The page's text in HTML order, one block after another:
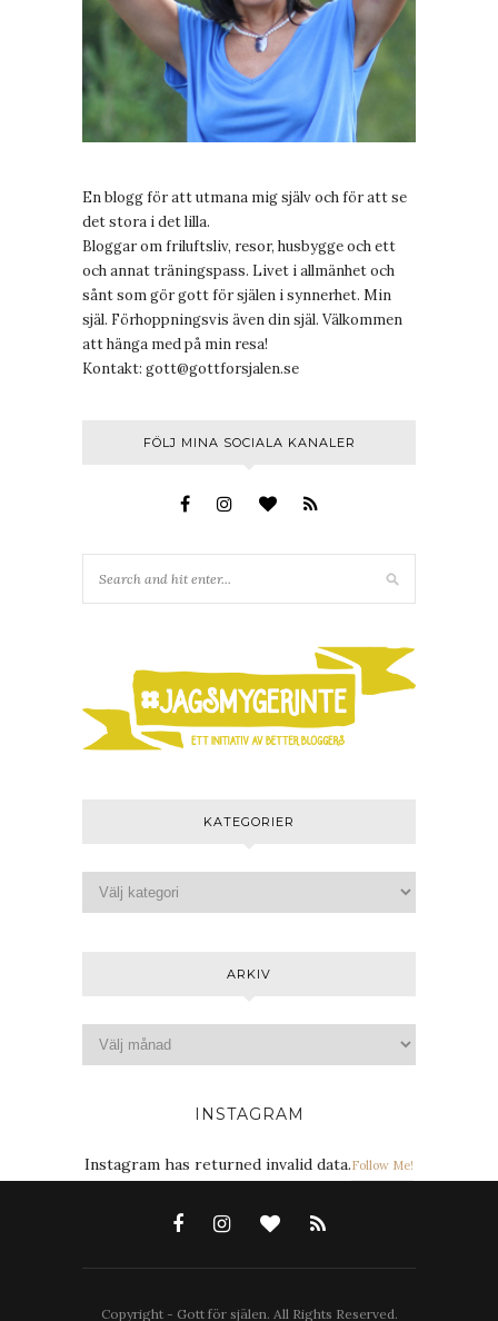
En blogg för att utmana mig själv och för att se
det stora i det lilla.
Bloggar om friluftsliv, resor, husbygge och ett
och annat träningspass. Livet i allmänhet och
sånt som gör gott för själen i synnerhet. Min
själ. Förhoppningsvis även din själ. Välkommen
att hänga med på min resa!
Kontakt: gott@gottforsjalen.se
FÖLJ MINA SOCIALA KANALER
KATEGORIER
ARKIV
INSTAGRAM
Instagram has returned invalid data.Follow Me!
Copyright - Gott för själen. All Rights Reserved.